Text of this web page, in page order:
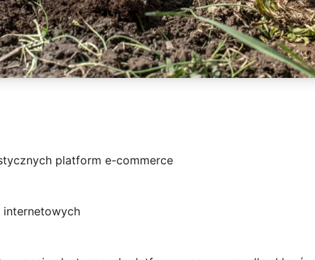
platform e-commerce
internetowych